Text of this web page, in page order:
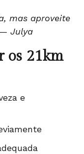
mas aproveite
Julya
os 21km
e